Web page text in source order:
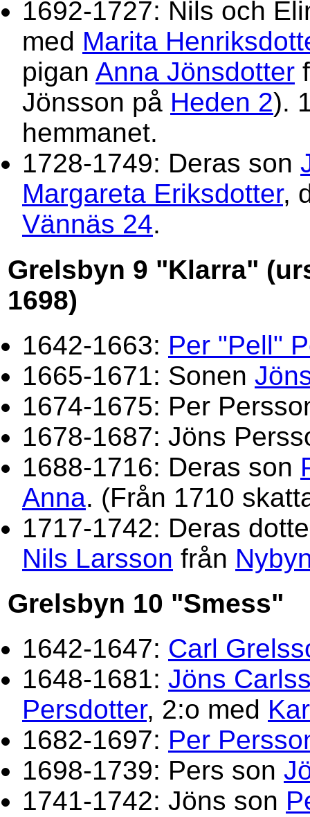
1692-1727: Nils och
med Marita
pigan Anna Jönsdotter
Jönsson på Heden 2).
hemmanet.
1728-1749: Deras son
Margareta Eriksdotter,
Vännäs 24.
Grelsbyn 9 "Klarra"
1698)
1642-1663: Per "Pell"
1665-1671: Sonen
1674-1675: Per
1678-1687: Jöns
1688-1716: Deras son
Anna. (Från 1710
1717-1742: Deras
Nils Larsson från
Grelsbyn 10 "Smess"
1642-1647: Carl
1648-1681: Jöns
Persdotter, 2:o med
1682-1697: Per
1698-1739: Pers son
1741-1742: Jöns son